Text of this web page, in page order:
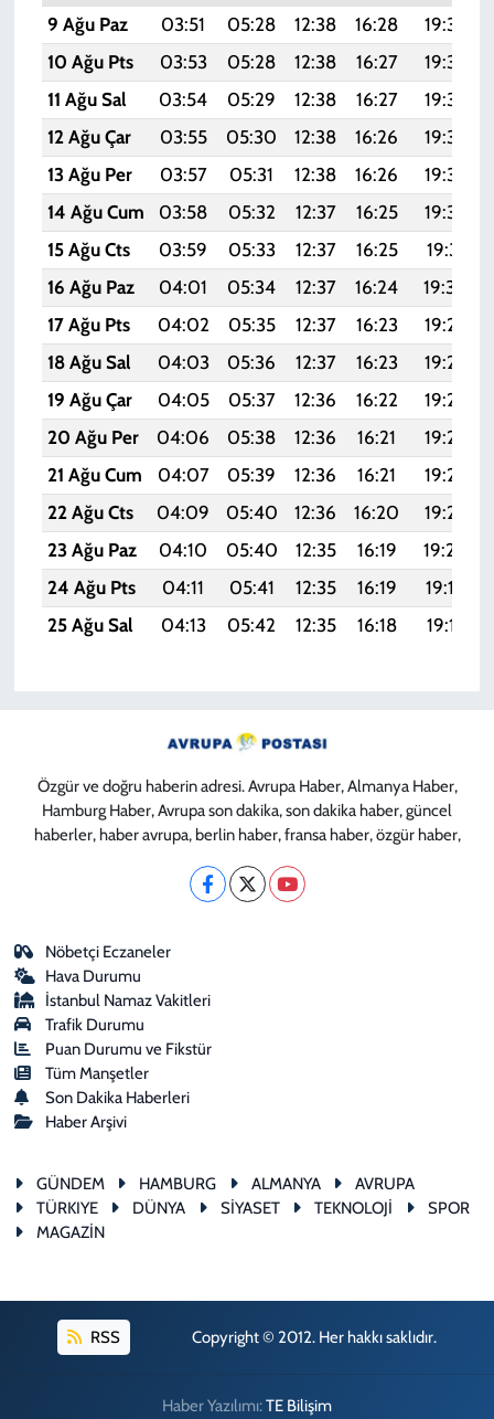
9 Ağu Paz
03:51 05:28 12:38 16:28 19:39
10 Ağu Pts
03:53 05:28 12:38 16:27 19:38
11 Ağu Sal
03:54 05:29 12:38 16:27 19:36
12 Ağu Çar
03:55 05:30 12:38 16:26 19:35
13 Ağu Per
03:57 05:31 12:38 16:26 19:34
14 Ağu Cum
03:58 05:32 12:37 16:25 19:33
15 Ağu Cts
03:59 05:33 12:37 16:25 19:31
16 Ağu Paz
04:01 05:34 12:37 16:24 19:30
17 Ağu Pts
04:02 05:35 12:37 16:23 19:29
18 Ağu Sal
04:03 05:36 12:37 16:23 19:27
19 Ağu Çar
04:05 05:37 12:36 16:22 19:26
20 Ağu Per
04:06 05:38 12:36 16:21 19:25
21 Ağu Cum
04:07 05:39 12:36 16:21 19:23
22 Ağu Cts
04:09 05:40 12:36 16:20 19:22
23 Ağu Paz
04:10 05:40 12:35 16:19 19:20
24 Ağu Pts
04:11 05:41 12:35 16:19 19:19
25 Ağu Sal
04:13 05:42 12:35 16:18 19:17
Özgür ve doğru haberin adresi. Avrupa Haber, Almanya Haber,
Hamburg Haber, Avrupa son dakika, son dakika haber, güncel
haberler, haber avrupa, berlin haber, fransa haber, özgür haber,
Nöbetçi Eczaneler
Hava Durumu
İstanbul Namaz Vakitleri
Trafik Durumu
Puan Durumu ve Fikstür
Tüm Manşetler
Son Dakika Haberleri
Haber Arşivi
GÜNDEM HAMBURG ALMANYA
AVRUPA
TÜRKIYE
DÜNYA SİYASET TEKNOLOJİ
SPOR
MAGAZİN
RSS Copyright © 2012. Her hakkı saklıdır.
Haber Yazılımı:TE Bilişim